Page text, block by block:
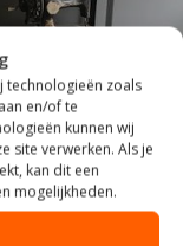
technologieën zoals
en/of te
kunnen wij
site verwerken. Als je
kan dit een
mogelijkheden.